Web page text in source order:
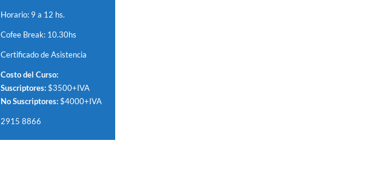
Horario: 9 a 12 hs.
Cofee Break: 10.30hs
Certificado de Asistencia
Costo del Curso:
Suscriptores:$3500+IVA
No Suscriptores:$4000+IVA
2915 8866